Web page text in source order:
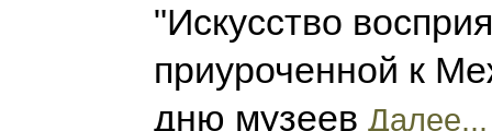
"Искусство
приуроченной к
дню музеев Далее...